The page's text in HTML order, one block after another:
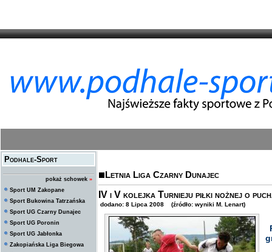
Podhale-Sport
pokaż schowek »
Sport UM Zakopane
Sport Bukowina Tatrzańska
Sport UG Czarny Dunajec
Sport UG Poronin
Sport UG Jabłonka
Zakopiańska Liga Biegowa
Letnia Liga Czarny Dunajec
IV i V kolejka Turnieju piłki nożnej o
dodano: 8 Lipca 2008 (źródło: wyniki M. Lenart)